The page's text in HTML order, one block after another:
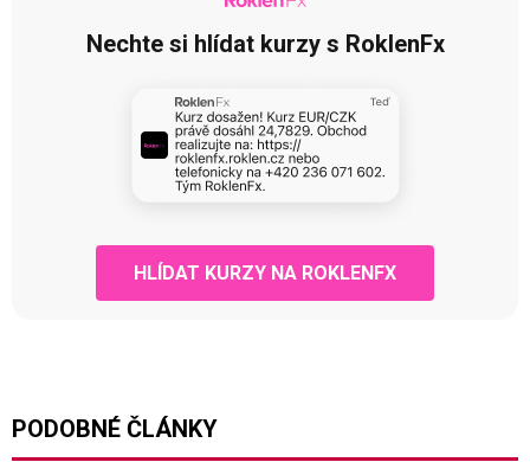
Nechte si hlídat kurzy s RoklenFx
HLÍDAT KURZY NA ROKLENFX
PODOBNÉ ČLÁNKY